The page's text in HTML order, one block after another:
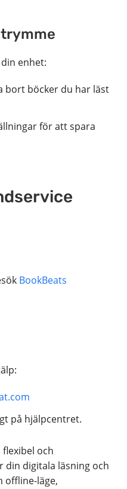
enhet:
bort böcker du har läst
för att spara
BookBeats
på hjälpcentret.
och
digitala läsning och
offline-läge,